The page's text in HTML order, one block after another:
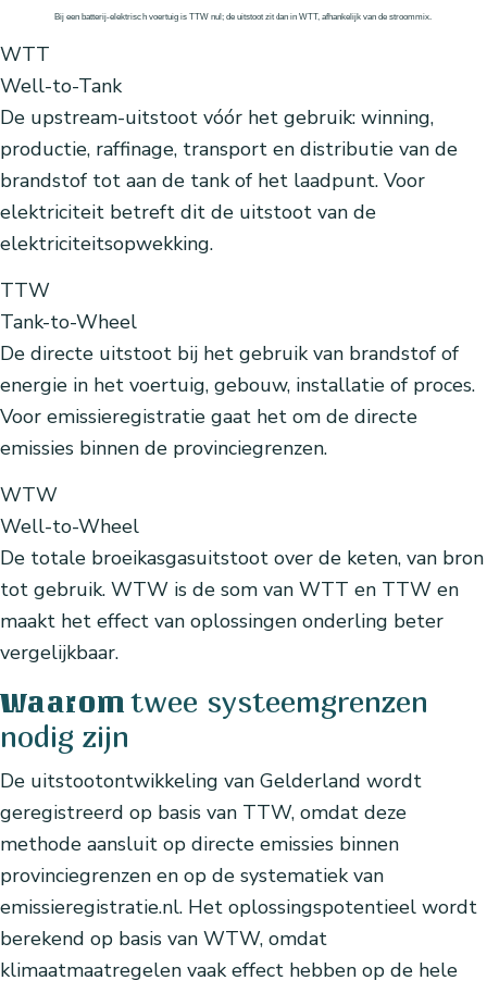
Bij een batterij-elektrisch voertuig is TTW nul; de uitstoot zit dan in WTT, afhankelijk van de stroommix.
WTT
Well-to-Tank
De upstream-uitstoot vóór het gebruik: winning,
productie, raffinage, transport en distributie van de
brandstof tot aan de tank of het laadpunt. Voor
elektriciteit betreft dit de uitstoot van de
elektriciteitsopwekking.
TTW
Tank-to-Wheel
De directe uitstoot bij het gebruik van brandstof of
energie in het voertuig, gebouw, installatie of proces.
Voor emissieregistratie gaat het om de directe
emissies binnen de provinciegrenzen.
WTW
Well-to-Wheel
De totale broeikasgasuitstoot over de keten, van bron
tot gebruik. WTW is de som van WTT en TTW en
maakt het effect van oplossingen onderling beter
vergelijkbaar.
Waarom twee systeemgrenzen
nodig zijn
De uitstootontwikkeling van Gelderland wordt
geregistreerd op basis van TTW, omdat deze
methode aansluit op directe emissies binnen
provinciegrenzen en op de systematiek van
emissieregistratie.nl. Het oplossingspotentieel wordt
berekend op basis van WTW, omdat
klimaatmaatregelen vaak effect hebben op de hele